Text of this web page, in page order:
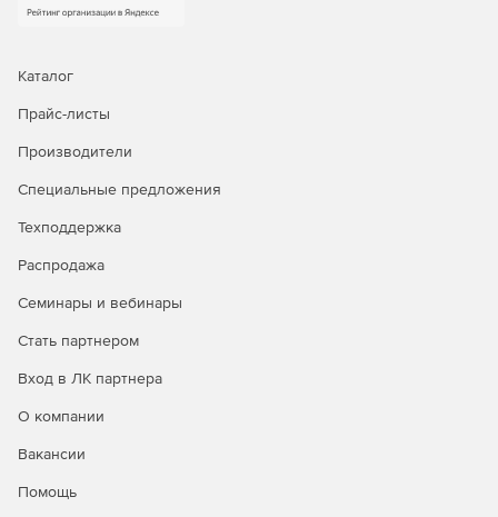
Каталог
Прайс-листы
Производители
Специальные предложения
Техподдержка
Распродажа
Семинары и вебинары
Стать партнером
Вход в ЛК партнера
О компании
Вакансии
Помощь